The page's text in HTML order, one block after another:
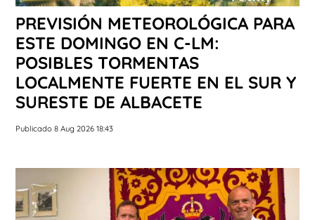
PREVISIÓN METEOROLÓGICA PARA
ESTE DOMINGO EN C-LM:
POSIBLES TORMENTAS
LOCALMENTE FUERTE EN EL SUR Y
SURESTE DE ALBACETE
Publicado 8 Aug 2026 18:43